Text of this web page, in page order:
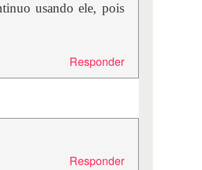
usando ele, pois
Responder
Responder